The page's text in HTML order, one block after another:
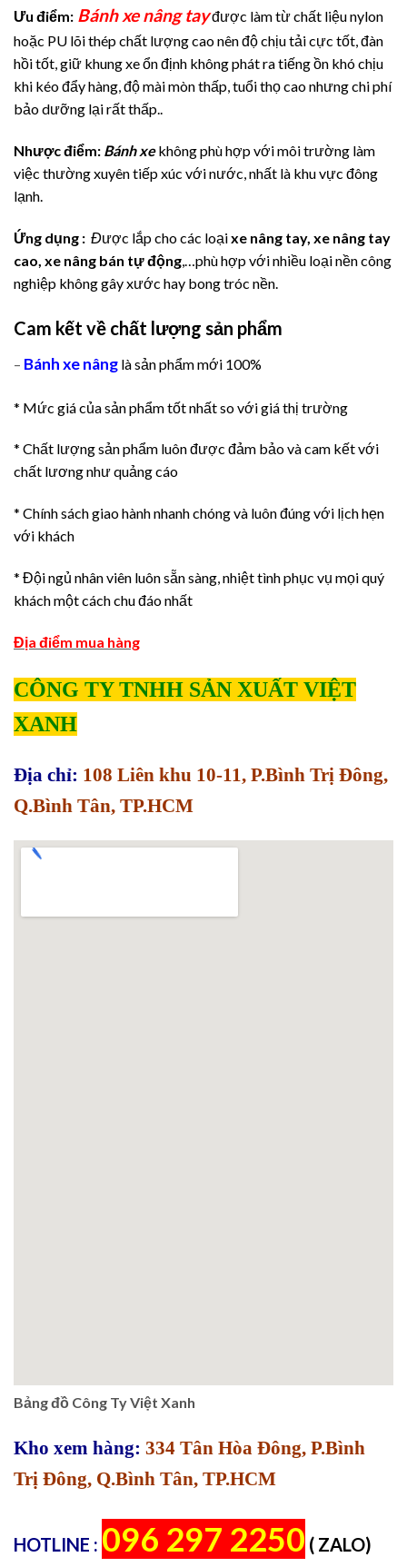
Ưu điểm: Bánh xe nâng tayđược làm từ chất liệu nylon
hoặc PU lõi thép chất lượng cao nên độ chịu tải cực tốt, đàn
hồi tốt, giữ khung xe ổn định không phát ra tiếng ồn khó chịu
khi kéo đẩy hàng, độ mài mòn thấp, tuổi thọ cao nhưng chi phí
bảo dưỡng lại rất thấp..
Nhược điểm: Bánh xe không phù hợp với môi trường làm
việc thường xuyên tiếp xúc với nước, nhất là khu vực đông
lạnh.
Ứng dụng : Được lắp cho các loạixe nâng tay, xe nâng tay
cao, xe nâng bán tự động,…phù hợp với nhiều loại nền công
nghiệp không gây xước hay bong tróc nền.
Cam kết về chất lượng sản phẩm
– Bánh xe nâng là sản phẩm mới 100%
* Mức giá của sản phẩm tốt nhất so với giá thị trường
* Chất lượng sản phẩm luôn được đảm bảo và cam kết với
chất lương như quảng cáo
* Chính sách giao hành nhanh chóng và luôn đúng với lịch hẹn
với khách
* Đội ngủ nhân viên luôn sẵn sàng, nhiệt tình phục vụ mọi quý
khách một cách chu đáo nhất
Địa điểm mua hàng
CÔNG TY TNHH SẢN XUẤT VIỆT
XANH
Địa chỉ: 108 Liên khu 10-11, P.Bình Trị Đông,
Q.Bình Tân, TP.HCM
Bảng đồ Công Ty Việt Xanh
Kho xem hàng: 334 Tân Hòa Đông, P.Bình
Trị Đông, Q.Bình Tân, TP.HCM
HOTLINE : 096 297 2250 ( ZALO)